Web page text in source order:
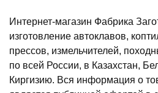
Интернет-магазин Фабрика
изготовление автоклавов,
прессов, измельчителей,
по всей России, в Казахстан,
Киргизию. Вся информация о